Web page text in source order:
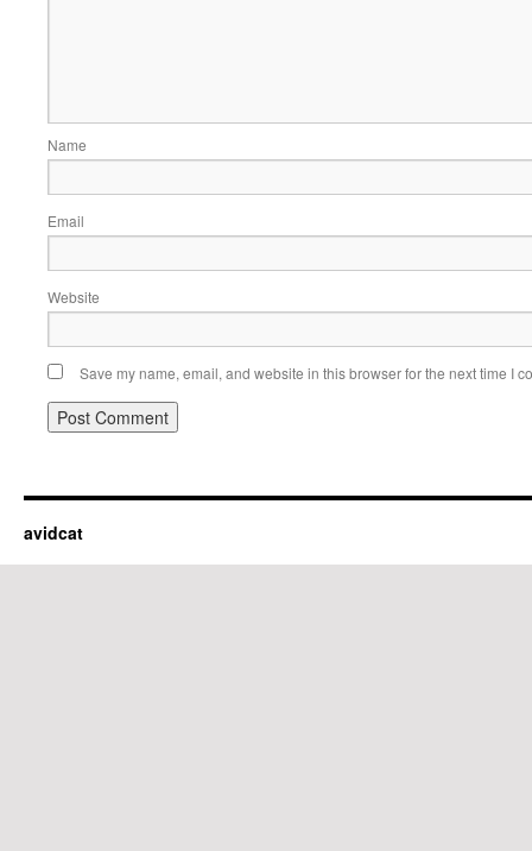
Name
Email
Website
Save my name, email, and website in this browser for the next time I
avidcat